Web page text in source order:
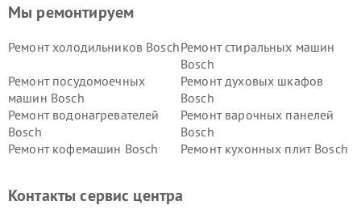
Мы ремонтируем
Ремонт холодильников BoschРемонт стиральных машин
Bosch
Ремонт посудомоечных
машин Bosch
Ремонт духовых шкафов
Bosch
Ремонт водонагревателей
Bosch
Ремонт варочных панелей
Bosch
Ремонт кофемашин Bosch
Ремонт кухонных плит Bosch
Ремонт сушильных автоматовРемонт морозильных камер
Контакты сервис центра